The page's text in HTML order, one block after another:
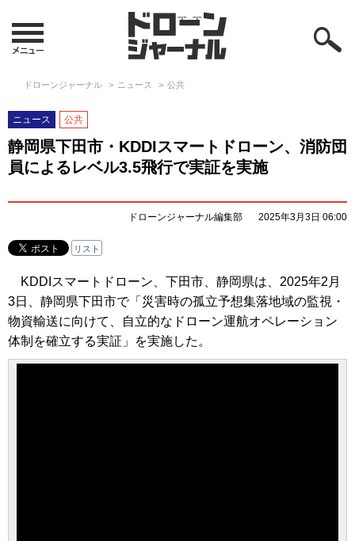
ドローンジャーナル ニュース 公共
ニュース 公共
静岡県下田市・KDDIスマートドローン、消防団
員によるレベル3.5飛行で実証を実施
ドローンジャーナル編集部 2025年3月3日 06:00
リスト
KDDIスマートドローン、下田市、静岡県は、2025年2月
3日、静岡県下田市で「災害時の孤立予想集落地域の監視・
物資輸送に向けて、自立的なドローン運航オペレーション
体制を確立する実証」を実施した。